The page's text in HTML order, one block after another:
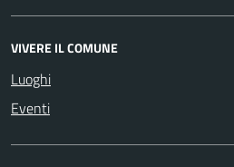
VIVERE IL COMUNE
Luoghi
Eventi